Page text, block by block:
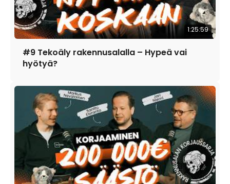
1:25:59
#9 Tekoäly rakennusalalla – Hypeä vai
hyötyä?